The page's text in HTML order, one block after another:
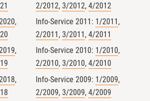
Format für die
von morgen!
Bundesanstalt
und Ernährung
,
,
,
2/2012,3/2012,4/2012
Info-Service 2011: 1/2011 ,
2/2011 ,3/2011 ,4/2011
Info-Service 2010: 1/2010,
2/2010,3/2010,4/2010
Info-Service 2009: 1/2009,
2/2009,3/2009,4/2009